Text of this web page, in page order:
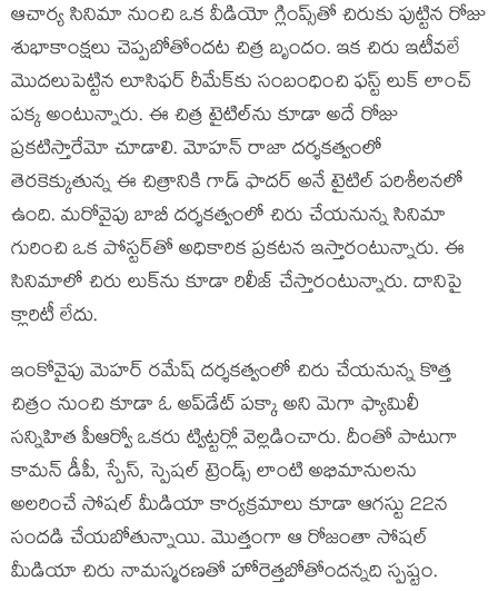
ఆచార్య సినిమా నుంచి ఒక వీడియో గ్లింప్స్‌తో చిరుకు పుట్టిన రోజు
శుభాకాంక్ష‌లు చెప్ప‌బోతోంద‌ట చిత్ర బృందం. ఇక చిరు ఇటీవ‌లే
మొద‌లుపెట్టిన లూసిఫ‌ర్ రీమేక్‌కు సంబంధించి ఫ‌స్ట్ లుక్ లాంచ్
ప‌క్క అంటున్నారు. ఈ చిత్ర టైటిల్‌ను కూడా అదే రోజు
ప్ర‌క‌టిస్తారేమో చూడాలి. మోహ‌న్ రాజా ద‌ర్శ‌క‌త్వంలో
తెర‌కెక్కుతున్న ఈ చిత్రానికి గాడ్ ఫాద‌ర్ అనే టైటిల్ ప‌రిశీల‌న‌లో
ఉంది. మ‌రోవైపు బాబీ ద‌ర్శ‌క‌త్వంలో చిరు చేయ‌నున్న సినిమా
గురించి ఒక పోస్ట‌ర్‌తో అధికారిక ప్ర‌క‌ట‌న ఇస్తారంటున్నారు. ఈ
సినిమాలో చిరు లుక్‌ను కూడా రిలీజ్ చేస్తారంటున్నారు. దానిపై
క్లారిటీ లేదు.
ఇంకోవైపు మెహ‌ర్ ర‌మేష్ ద‌ర్శ‌క‌త్వంలో చిరు చేయ‌నున్న కొత్త
చిత్రం నుంచి కూడా ఓ అప్‌డేట్ ప‌క్కా అని మెగా ఫ్యామిలీ
స‌న్నిహిత పీఆర్వో ఒక‌రు ట్విట్ట‌ర్లో వెల్ల‌డించారు. దీంతో పాటుగా
కామ‌న్ డీపీ, స్పేస్‌, స్పెష‌ల్ ట్రెండ్స్ లాంటి అభిమానుల‌ను
అల‌రించే సోష‌ల్ మీడియా కార్య‌క్ర‌మాలు కూడా ఆగ‌స్టు 22న
సంద‌డి చేయ‌బోతున్నాయి. మొత్తంగా ఆ రోజంతా సోష‌ల్
మీడియా చిరు నామ‌స్మ‌ర‌ణ‌తో హోరెత్త‌బోతోంద‌న్న‌ది స్ప‌ష్టం.